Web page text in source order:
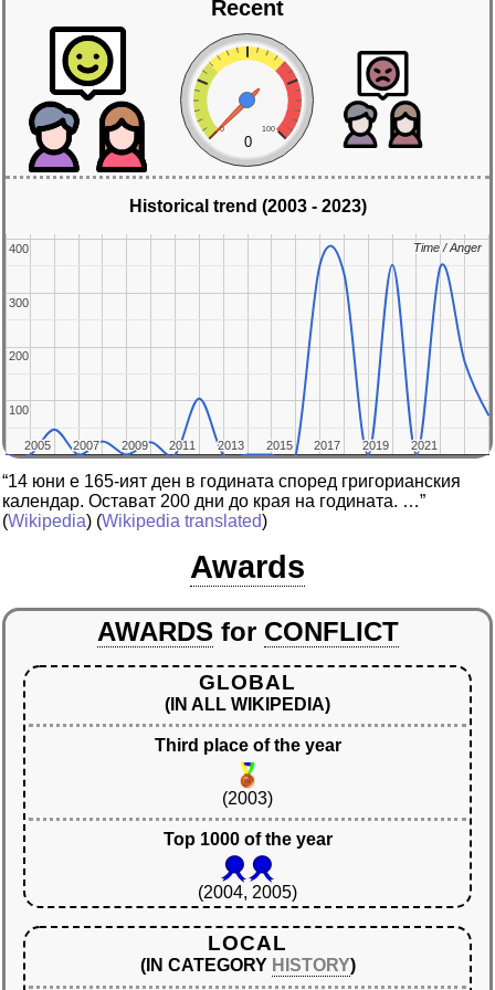
Recent
0 100
0
Historical trend (2003 - 2023)
2005
2005 2007
2007 2009
2009 2011
2011 2013
2013 2015
2015 2017
2017 2019
2019 2021
2021
100
100
200
200
300
300
400
400 Time / Anger
Time / Anger
“14 юни е 165-ият ден в годината според григорианския
календар. Остават 200 дни до края на годината. …”
(Wikipedia) (Wikipedia translated)
Awards
AWARDS for CONFLICT
GLOBAL
(IN ALL WIKIPEDIA)
Third place of the year
(2003)
Top 1000 of the year
(2004, 2005)
LOCAL
(IN CATEGORY HISTORY)